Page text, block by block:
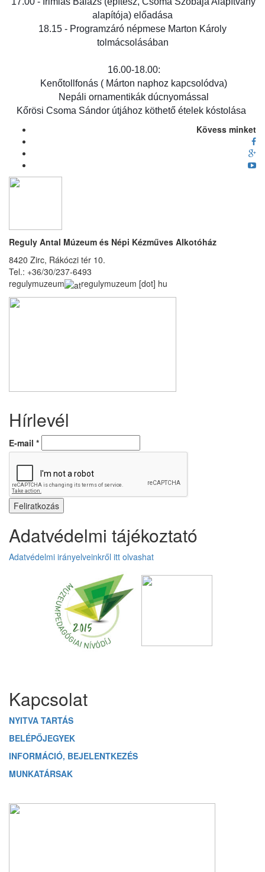
alapítója) előadása
tolmácsolásában
16.00-18.00:
Kenőtollfonás ( Márton naphoz kapcsolódva)
Nepáli ornamentikák dúcnyomással
Kőrösi Csoma Sándor útjához köthető ételek kóstolása
Kövess minket
Reguly Antal Múzeum és Népi Kézműves Alkotóház
8420 Zirc, Rákóczi tér 10.
Tel.: +36/30/237-6493
regulymuzeum
regulymuzeum [dot] hu
Hírlevél
E-mail *
Adatvédelmi tájékoztató
Adatvédelmi irányelveinkről itt olvashat
Kapcsolat
NYITVA TARTÁS
BELÉPŐJEGYEK
INFORMÁCIÓ, BEJELENTKEZÉS
MUNKATÁRSAK